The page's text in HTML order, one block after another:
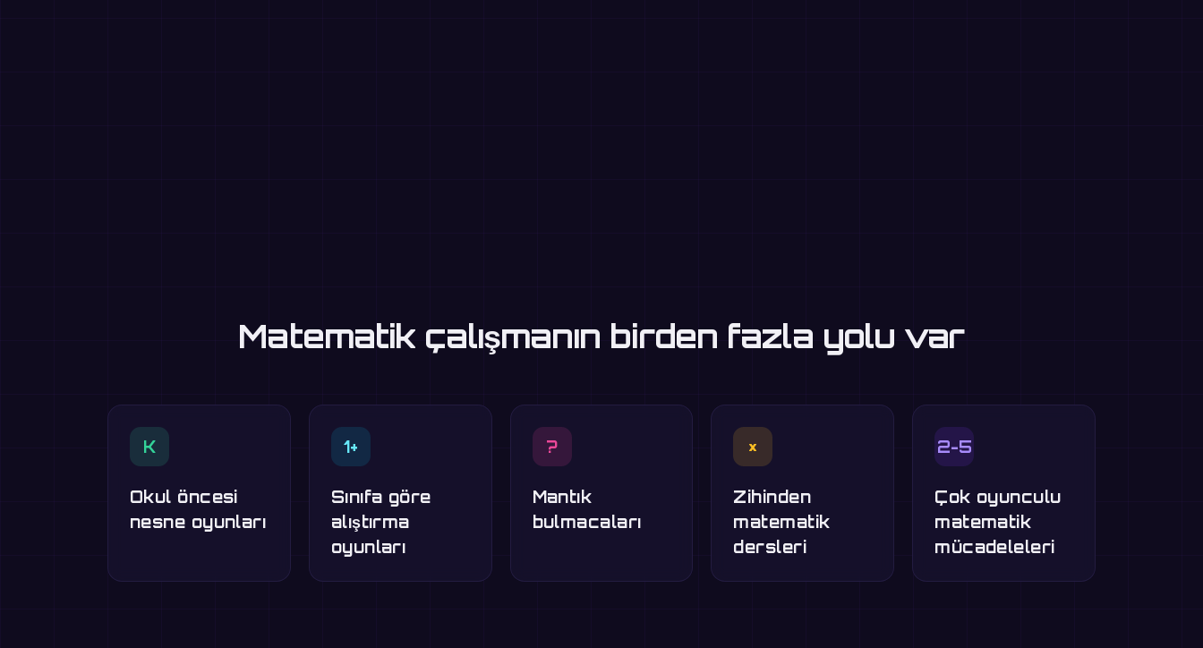
Matematik çalışmanın birden fazla yolu var
K
Okul öncesi
nesne oyunları
1+
Sınıfa göre
alıştırma
oyunları
?
Mantık
bulmacaları
×
Zihinden
matematik
dersleri
2-5
Çok oyunculu
matematik
mücadeleleri